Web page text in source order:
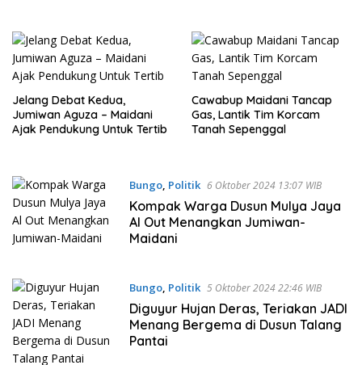
Jelang Debat Kedua,
Jumiwan Aguza – Maidani
Ajak Pendukung Untuk Tertib
Cawabup Maidani Tancap
Gas, Lantik Tim Korcam
Tanah Sepenggal
Bungo, Politik 6 Oktober 2024 13:07 WIB
Kompak Warga Dusun Mulya Jaya
Al Out Menangkan Jumiwan-
Maidani
Bungo, Politik 5 Oktober 2024 22:46 WIB
Diguyur Hujan Deras, Teriakan JADI
Menang Bergema di Dusun Talang
Pantai